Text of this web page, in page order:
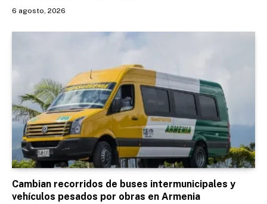
6 agosto, 2026
Cambian recorridos de buses intermunicipales y
vehículos pesados por obras en Armenia